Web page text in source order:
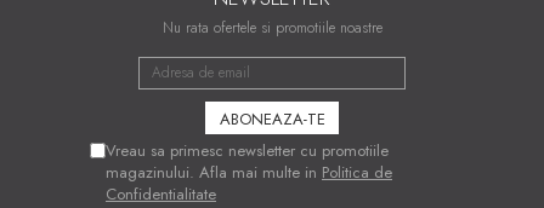
Nu rata ofertele si promotiile noastre
Vreau sa primesc newsletter cu promotiile
magazinului. Afla mai multe in Politica de
Confidentialitate